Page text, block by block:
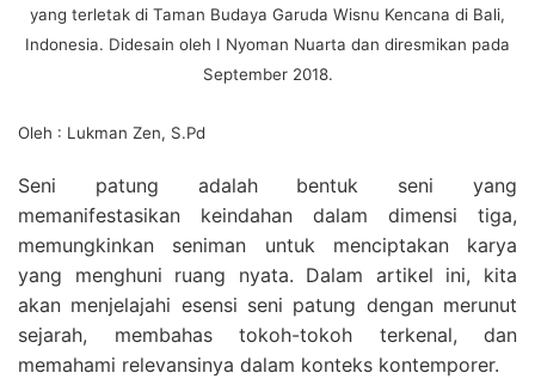
yang terletak di Taman Budaya Garuda Wisnu Kencana di Bali,
Indonesia. Didesain oleh I Nyoman Nuarta dan diresmikan pada
September 2018.
Oleh : Lukman Zen, S.Pd
Seni patung adalah bentuk seni yang
memanifestasikan keindahan dalam dimensi tiga,
memungkinkan seniman untuk menciptakan karya
yang menghuni ruang nyata. Dalam artikel ini, kita
akan menjelajahi esensi seni patung dengan merunut
sejarah, membahas tokoh-tokoh terkenal, dan
memahami relevansinya dalam konteks kontemporer.